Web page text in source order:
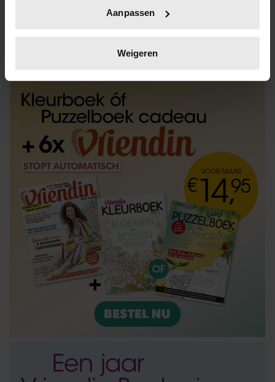
scannen op specifieke eigenschappen (fingerprinting)
verwerkt en stel uw voorkeuren in het
intrekken in de Cookieverklaring.
We gebruiken cookies om content en advertenties te
personaliseren, om functies voor social media te bieden
en om ons websiteverkeer te analyseren. Ook delen we
informatie over uw gebruik van onze site met onze
partners voor social media, adverteren en analyse. Deze
partners kunnen deze gegevens combineren met andere
informatie die u aan ze heeft verstrekt of die ze hebben
verzameld op basis van uw gebruik van hun services. U
gaat akkoord met onze cookies als u onze website blijft
gebruiken.
Aanpassen
Weigeren